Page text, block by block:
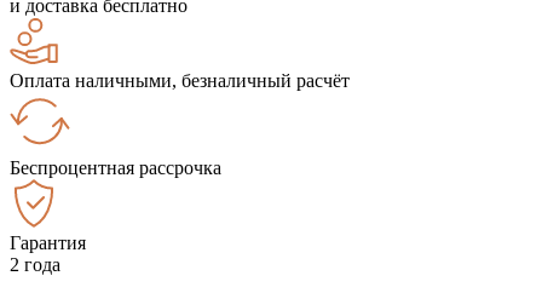
и доставка бесплатно
Оплата наличными, безналичный расчёт
Беспроцентная рассрочка
Гарантия
2 года